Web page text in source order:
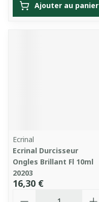
Ajouter au panier
Ecrinal
Ecrinal Durcisseur
Ongles Brillant Fl 10ml
20203
16,30 €